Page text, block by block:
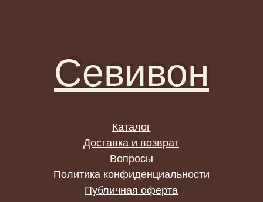
Севивон
Каталог
Доставка и возврат
Вопросы
Политика конфиденциальности
Публичная оферта